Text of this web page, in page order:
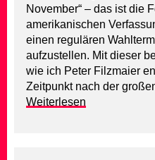
November“ – das ist die
amerikanischen
einen regulären
aufzustellen. Mit dieser
wie ich Peter Filzmaier
Zeitpunkt nach der
Weiterlesen